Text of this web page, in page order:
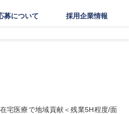
募について 採用企業情報
宅医療で地域貢献＜残業5H程度/面